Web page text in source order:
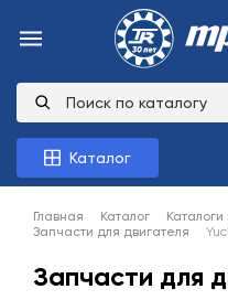
Каталог
Главная Каталог
Запчасти для двигателя
Запчасти для